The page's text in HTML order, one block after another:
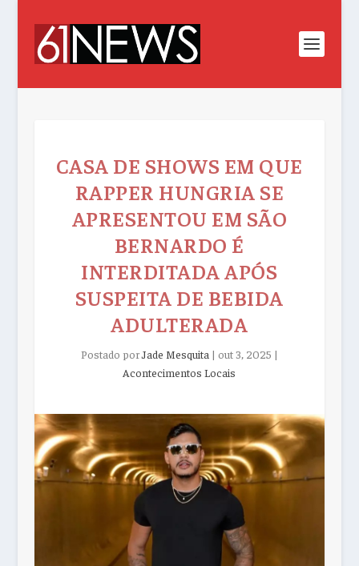
CASA DE SHOWS EM QUE
RAPPER HUNGRIA SE
APRESENTOU EM SÃO
BERNARDO É
INTERDITADA APÓS
SUSPEITA DE BEBIDA
ADULTERADA
Postado porJade Mesquita | out 3, 2025 |
Acontecimentos Locais